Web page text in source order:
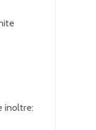
inoltre: